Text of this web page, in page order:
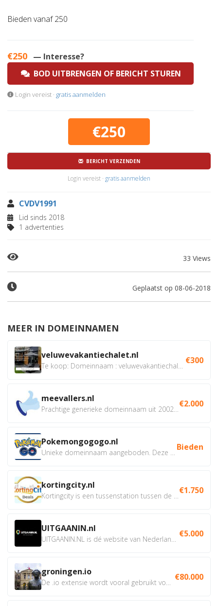
Bieden vanaf 250
€250 — Interesse?
BOD UITBRENGEN OF BERICHT STUREN
Login vereist · gratis aanmelden
€250
BERICHT VERZENDEN
Login vereist · gratis aanmelden
CVDV1991
Lid sinds 2018
1 advertenties
33 Views
Geplaatst op 08-06-2018
MEER IN DOMEINNAMEN
veluwevakantiechalet.nl €300
meevallers.nl €2.000
Pokemongogogo.nl Bieden
kortingcity.nl €1.750
UITGAANIN.nl €5.000
groningen.io €80.000